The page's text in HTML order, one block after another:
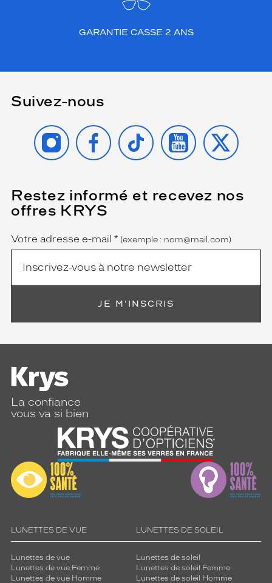
GARANTIE CASSE 2 ANS
Suivez-nous
INSTAGRAMFACEBOOK
TIKTOK YOUTUBE
X
Restez informé et recevez nos
offres KRYS
Name
Votre adresse e-mail *
(Ce
champ
est
obligatoire)
(exemple : nom@mail.com)
JE M'INSCRIS
La confiance
vous va si bien
LUNETTES DE VUE
Lunettes de vue
Lunettes de vue Femme
Lunettes de vue Homme
LUNETTES DE SOLEIL
Lunettes de soleil
Lunettes de soleil Femme
Lunettes de soleil Homme